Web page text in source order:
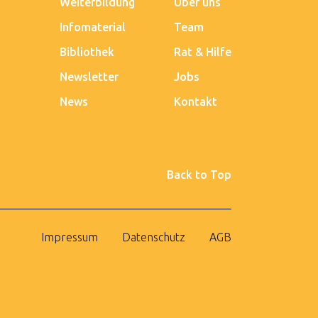
Team
Rat & Hilfe
Jobs
Kontakt
Infomaterial
Bibliothek
Newsletter
News
Back to Top
Impressum Datenschutz AGB